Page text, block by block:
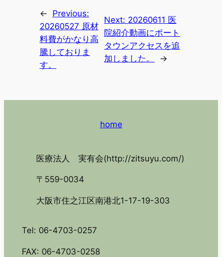
←
Previous:
20260527 原材
料費がかなり高
騰しておりま
す。
Next: 20260611 医
院紹介動画にポート
タウンアクセスを追
加しました。
→
home
医療法人 実有会(http://zitsuyu.com/)
〒559-0034
大阪市住之江区南港北1-17-19-303
Tel: 06-4703-0257
FAX: 06-4703-0258